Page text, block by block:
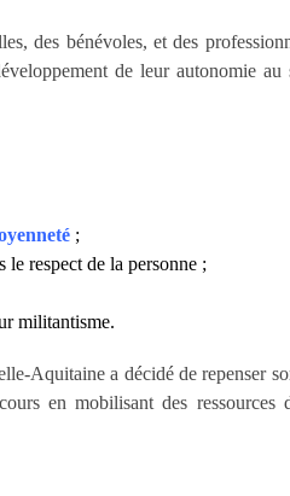
des bénévoles, et des
de leur autonomie au
;
le respect de la personne ;
militantisme.
Aquitaine a décidé de repenser
en mobilisant des ressources